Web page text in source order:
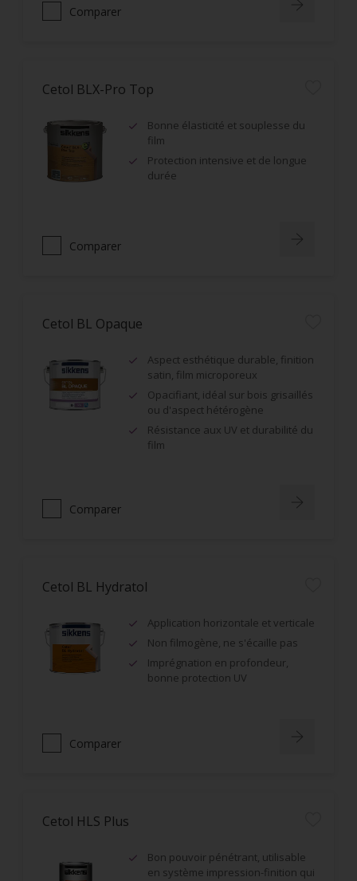
Comparer
Cetol BLX-Pro Top
Bonne élasticité et souplesse du
film
Protection intensive et de longue
durée
Comparer
Cetol BL Opaque
Aspect esthétique durable, finition
satin, film microporeux
Opacifiant, idéal sur bois grisaillés
ou d'aspect hétérogène
Résistance aux UV et durabilité du
film
Comparer
Cetol BL Hydratol
Application horizontale et verticale
Non filmogène, ne s'écaille pas
Imprégnation en profondeur,
bonne protection UV
Comparer
Cetol HLS Plus
Bon pouvoir pénétrant, utilisable
en système impression-finition qui